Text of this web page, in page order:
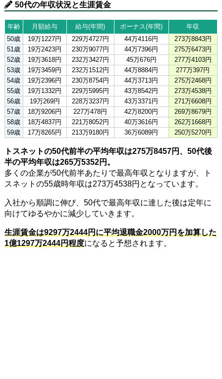
50代の年収状況と生涯賃金
年齢 月額給与 給与(年間) ボーナス(年間)
年収
50歳
19万1227円 229万4727円 44万4116円
273万8843円
51歳
19万2423円 230万9077円 44万7396円
275万6473円
52歳
19万3618円 232万3427円 45万676円
277万4103円
53歳
19万3459円 232万1512円 44万8884円
277万397円
54歳
19万2396円 230万8754円 44万3713円
275万2468円
55歳
19万1332円 229万5995円 43万8542円
273万4538円
56歳
19万269円 228万3237円 43万3371円
271万6608円
57歳
18万9206円 227万478円 42万8200円
269万8679円
58歳
18万4837円 221万8052円 40万3616円
262万1668円
59歳
17万8265円 213万9180円 36万6089円 250万5270円
トスネットの50代前半の平均年収は275万8457円、50代後
半の平均年収は265万5352円。
多くの企業が50代前半あたりで最高年収となりますが、ト
スネットの55歳時年収は273万4538円となっています。
入社から順調に伸び、50代で最高年収に達した後は定年に
向けてゆるやかに減少していきます。
生涯賃金は9297万2444円に平均退職金2000万円を加算した
1億1297万2444円程度になると予想されます。